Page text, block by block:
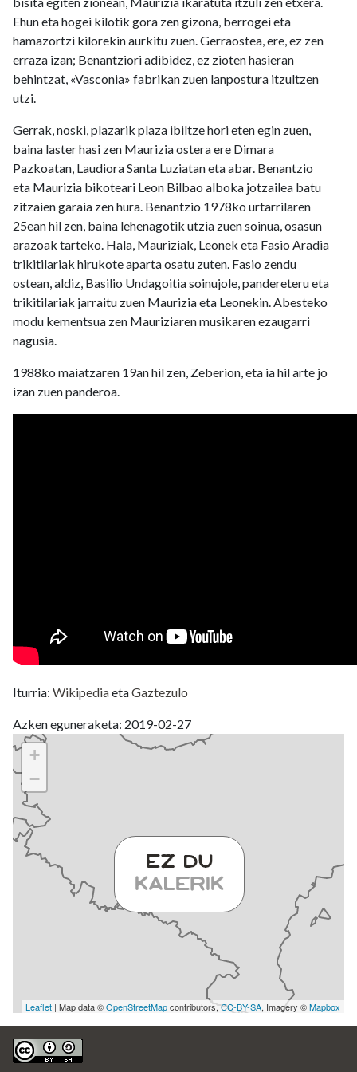
Ehun eta hogei kilotik gora zen gizona, berrogei eta
hamazortzi kilorekin aurkitu zuen. Gerraostea, ere, ez zen
erraza izan; Benantziori adibidez, ez zioten hasieran
behintzat, «Vasconia» fabrikan zuen lanpostura itzultzen
utzi.
Gerrak, noski, plazarik plaza ibiltze hori eten egin zuen,
baina laster hasi zen Maurizia ostera ere Dimara
Pazkoatan, Laudiora Santa Luziatan eta abar. Benantzio
eta Maurizia bikoteari Leon Bilbao alboka jotzailea batu
zitzaien garaia zen hura. Benantzio 1978ko urtarrilaren
25ean hil zen, baina lehenagotik utzia zuen soinua, osasun
arazoak tarteko. Hala, Mauriziak, Leonek eta Fasio Aradia
trikitilariak hirukote aparta osatu zuten. Fasio zendu
ostean, aldiz, Basilio Undagoitia soinujole, pandereteru eta
trikitilariak jarraitu zuen Maurizia eta Leonekin. Abesteko
modu kementsua zen Mauriziaren musikaren ezaugarri
nagusia.
1988ko maiatzaren 19an hil zen, Zeberion, eta ia hil arte jo
izan zuen panderoa.
Iturria: WikipediaetaGaztezulo
Azken eguneraketa: 2019-02-27
+
−
Leaflet | Map data ©OpenStreetMapcontributors,CC-BY-SA, Imagery ©Mapbox